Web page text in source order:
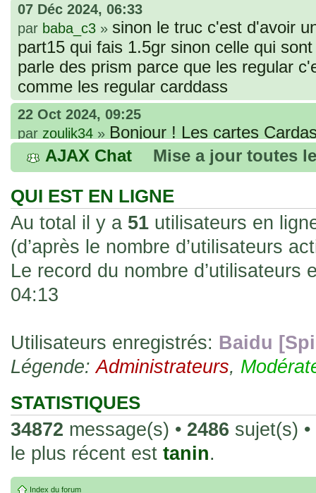
07 Déc 2024, 06:33
par baba_c3 » sinon le truc c'est d'avoir
part15 qui fais 1.5gr sinon celle qui
parle des prism parce que les regular
comme les regular carddass
22 Oct 2024, 09:25
par zoulik34 » Bonjour ! Les cartes
que vous avez commandées, sont
fines et souples. Cela fait partie de
les rend faciles à manipuler et à
sur l'authenticité ou la qualité de votre
avec d'autres cartes de la même série
collectionneurs. Mais en règle
fait normal pour ce type de carte.
26 Déc 2023, 13:46
acheter une réédition de cette Hondan ?
02 Juin 2023, 14:17
par
Bonjour j'ai commandé
20 , je trouve la carte vraiment très
collection les carte sont censées être
24 Oct 2022, 13:37
par
de Lucy de Cyberpunk : Edgerunners.
AJAX Chat Mise a jour toutes
QUI EST EN LIGNE
Au total il y a 51 utilisateurs en
(d’après le nombre d’utilisateurs
Le record du nombre d’utilisateurs
04:13
Utilisateurs enregistrés: Baidu
Légende:Administrateurs,
STATISTIQUES
34872 message(s) • 2486 sujet(s) •
le plus récent est tanin.
Index du forum